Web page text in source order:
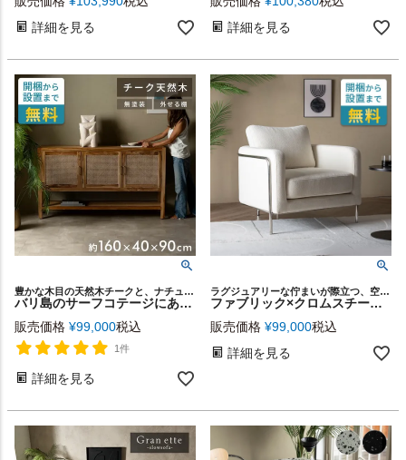
詳細を見る
詳細を見る
豊かな木目の天然木チークと、ナチュラルなラタンメッシュが美しく調和した収納キャビネット
バリ島のサーフコテージにあるような天然チーク無垢材×ラタンメッシュがおしゃれな大型収納コンソールキャビネット 組み立て済みの完成品設置便だからごみ捨ても不要でラクラク(14303)
販売価格 ¥99,000税込
1件
詳細を見る
ラグジュアリーな佇まいが際立つ、空間の主役となる一脚
ファブリック×クロムスチール 気品ある1人掛けラウンジチェア [67320]
販売価格 ¥99,000税込
詳細を見る